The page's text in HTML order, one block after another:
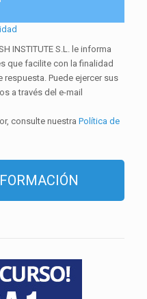
INSTITUTE S.L. le informa
que facilite con la finalidad
Puede ejercer sus
a través del e-mail
consulte nuestra Política de